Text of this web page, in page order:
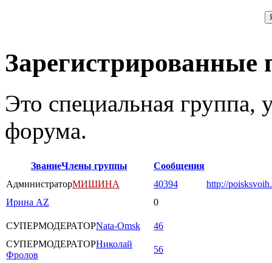
Зарегистрированные
Это специальная группа,
форума.
ЗваниеЧлены группы
Сообщения
АдминистраторМИШИНА 40394
http://
Ирина AZ
0
СУПЕРМОДЕРАТОРNata-Omsk
46
СУПЕРМОДЕРАТОРНиколай
Фролов
56